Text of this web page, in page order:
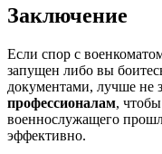
Заключение
Если спор с
запущен либо вы
документами, лучше не
профессионалам,
военнослужащего
эффективно.